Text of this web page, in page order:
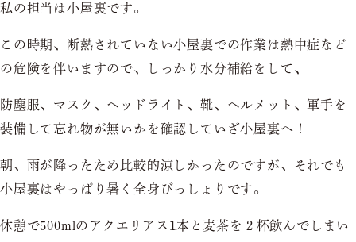
私の担当は小屋裏です。
この時期、断熱されていない小屋裏での作業は熱中症など
の危険を伴いますので、しっかり水分補給をして、
防塵服、マスク、ヘッドライト、靴、ヘルメット、軍手を
装備して忘れ物が無いかを確認していざ小屋裏へ！
朝、雨が降ったため比較的涼しかったのですが、それでも
小屋裏はやっぱり暑く全身びっしょりです。
休憩で500mlのアクエリアス1本と麦茶を２杯飲んでしまい